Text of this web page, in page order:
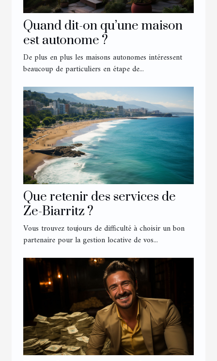
Quand dit-on qu’une maison
est autonome ?
De plus en plus les maisons autonomes intéressent
beaucoup de particuliers en étape de...
Que retenir des services de
Ze-Biarritz ?
Vous trouvez toujours de difficulté à choisir un bon
partenaire pour la gestion locative de vos...